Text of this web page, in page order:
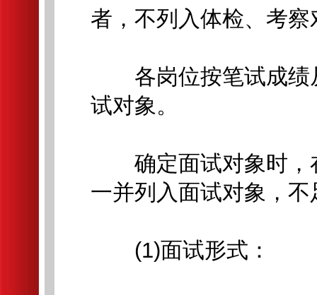
者，不列入体检、考察
各岗位按笔试成绩
试对象。
确定面试对象时，
一并列入面试对象，
(1)面试形式：